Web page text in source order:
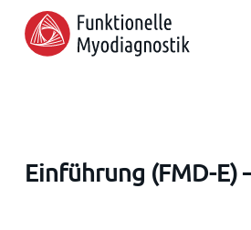
main
Einführung (FMD-E)